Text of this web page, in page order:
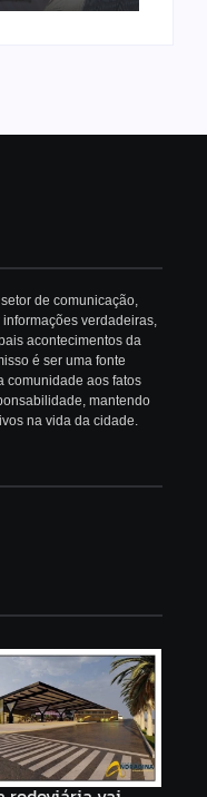
de comunicação,
verdadeiras,
acontecimentos da
é ser uma fonte
comunidade aos fatos
mantendo
na vida da cidade.